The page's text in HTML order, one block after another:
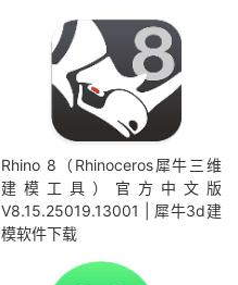
Rhino 8（Rhinoceros犀牛三维
建模工具）官方中文版
V8.15.25019.13001 | 犀牛3d建
模软件下载